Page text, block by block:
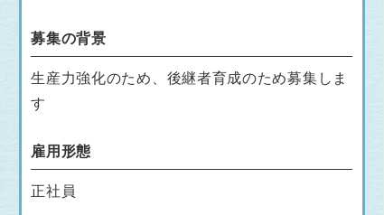
募集の背景
生産力強化のため、後継者育成のため募集しま
す
雇用形態
正社員